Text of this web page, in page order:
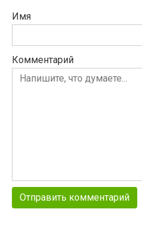
Имя
Комментарий